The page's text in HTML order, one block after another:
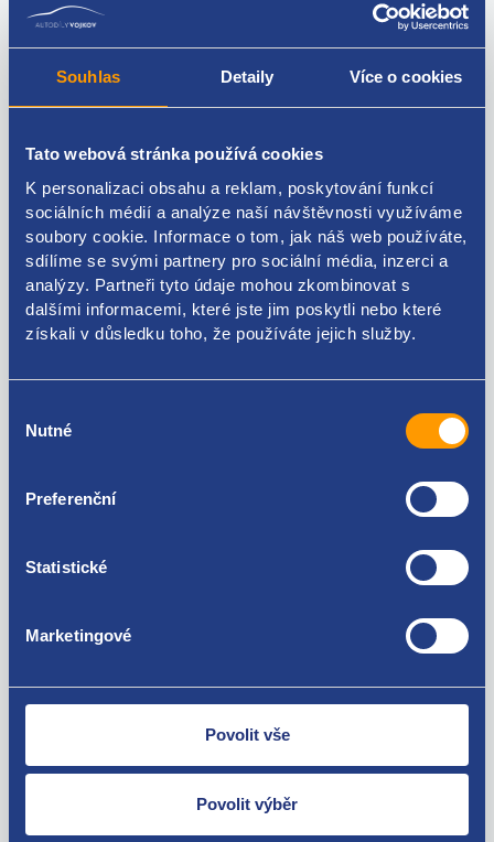
Souhlas Detaily Více o cookies
Tato webová stránka používá cookies
K personalizaci obsahu a reklam, poskytování funkcí
sociálních médií a analýze naší návštěvnosti využíváme
soubory cookie. Informace o tom, jak náš web používáte,
sdílíme se svými partnery pro sociální média, inzerci a
analýzy. Partneři tyto údaje mohou zkombinovat s
dalšími informacemi, které jste jim poskytli nebo které
získali v důsledku toho, že používáte jejich služby.
souhlasu
Nutné
Preferenční
Statistické
Marketingové
Povolit vše
Povolit výběr
vodítko měrky oleje
pro motory 1.4TDI 51kW/55kW/59kW (AMF, BNV, BMS,
VAG originál - 045115629F, 045115629C, 045115629D
Kódy produktu
045115629F 045115629C 045115629D
Škoda Fabia I 1999-2007 1.4 TDI
Seat Ibiza III 2002 - 2009 1.4 TDI
Zboží můžete vrátit do 60 dnů od
zakoupení. Nebo vám pošleme náhradu.